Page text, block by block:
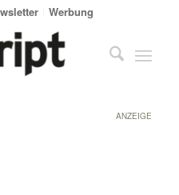
Werbung
ANZEIGE